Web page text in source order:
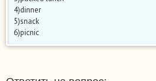
4)dinner
5)snack
6)picnic